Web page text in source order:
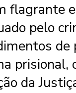
flagrante
pelo
de
prisional,
da